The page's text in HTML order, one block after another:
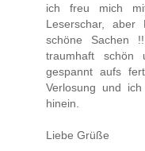
ich freu mich
Leserschar,
schöne Sachen
traumhaft
gespannt aufs
Verlosung und
hinein.
Liebe Grüße